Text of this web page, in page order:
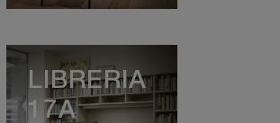
LIBRERIA
17A